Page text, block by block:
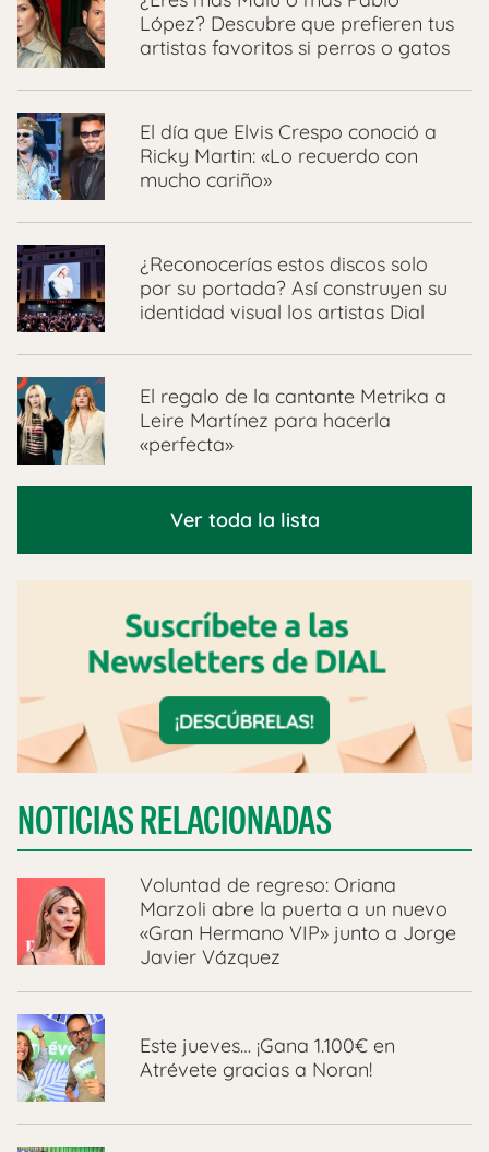
López? Descubre que prefieren tus
artistas favoritos si perros o gatos
El día que Elvis Crespo conoció a
Ricky Martin: «Lo recuerdo con
mucho cariño»
¿Reconocerías estos discos solo
por su portada? Así construyen su
identidad visual los artistas Dial
El regalo de la cantante Metrika a
Leire Martínez para hacerla
«perfecta»
Ver toda la lista
NOTICIAS RELACIONADAS
Voluntad de regreso: Oriana
Marzoli abre la puerta a un nuevo
«Gran Hermano VIP» junto a Jorge
Javier Vázquez
Este jueves… ¡Gana 1.100€ en
Atrévete gracias a Noran!